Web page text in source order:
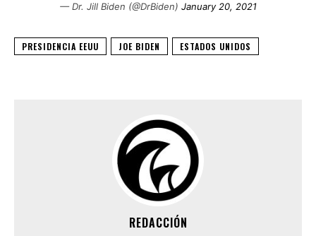
— Dr. Jill Biden (@DrBiden) January 20, 2021
PRESIDENCIA EEUU JOE BIDEN ESTADOS UNIDOS
REDACCIÓN